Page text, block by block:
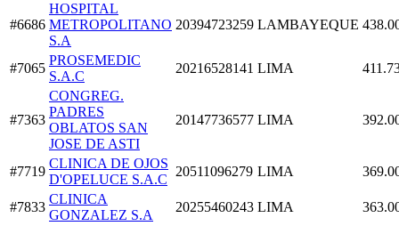
#6686
HOSPITAL
METROPOLITANO
S.A
20394723259 LAMBAYEQUE
#7065
PROSEMEDIC
S.A.C
20216528141 LIMA
#7363
CONGREG.
PADRES
OBLATOS SAN
JOSE DE ASTI
20147736577 LIMA
#7719
CLINICA DE OJOS
D'OPELUCE S.A.C
20511096279 LIMA
#7833
CLINICA
GONZALEZ S.A
20255460243 LIMA